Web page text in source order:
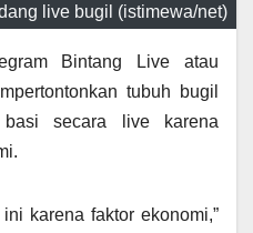
live bugil (istimewa/net)
Bintang Live atau
tubuh bugil
secara live karena
karena faktor ekonomi,”